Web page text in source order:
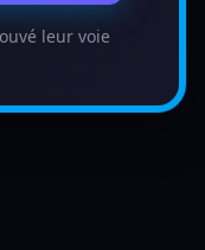
leur voie